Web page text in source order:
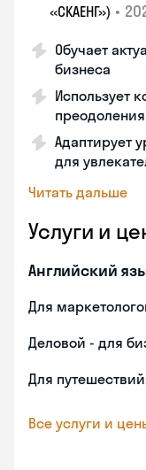
«СКАЕНГ») •
Обучает
бизнеса
Использует
Адаптирует
для
Читать дальше
Услуги и
Английский
Для
Деловой - для
Для путешествий
Все услуги и